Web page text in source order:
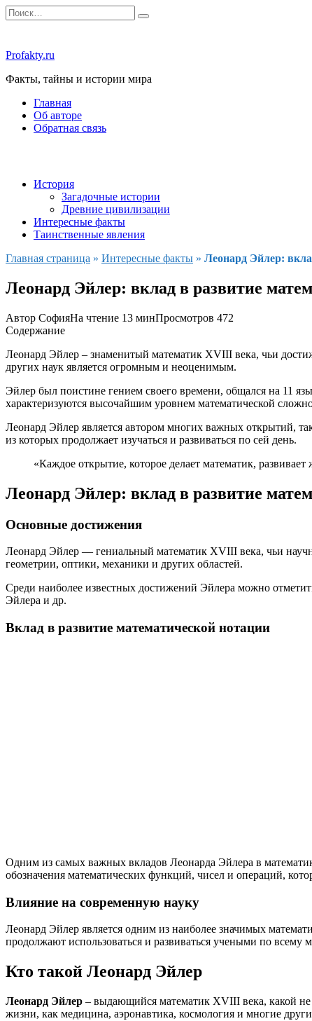
Перейти
к
Search
for:
Profakty.ru
Факты, тайны и истории мира
Главная
Об авторе
Обратная связь
История
Загадочные истории
Древние цивилизации
Интересные факты
Таинственные явления
Главная страница » Интересные факты » Леонард Эйлер:
Леонард Эйлер: вклад в развитие
Автор СофияНа чтение 13 минПросмотров 472
Содержание
Леонард Эйлер – знаменитый математик XVIII века, чьи
других наук является огромным и неоценимым.
Эйлер был поистине гением своего времени, общался на 11
характеризуются высочайшим уровнем математической
Леонард Эйлер является автором многих важных открытий,
из которых продолжает изучаться и развиваться по сей день.
«Каждое открытие, которое делает математик,
Леонард Эйлер: вклад в развитие
Основные достижения
Леонард Эйлер — гениальный математик XVIII века, чьи
геометрии, оптики, механики и других областей.
Среди наиболее известных достижений Эйлера можно
Эйлера и др.
Вклад в развитие математической нотации
Одним из самых важных вкладов Леонарда Эйлера в
обозначения математических функций, чисел и операций,
Влияние на современную науку
Леонард Эйлер является одним из наиболее значимых
продолжают использоваться и развиваться учеными по всему
Кто такой Леонард Эйлер
Леонард Эйлер – выдающийся математик XVIII века, какой не
жизни, как медицина, аэронавтика, космология и многие